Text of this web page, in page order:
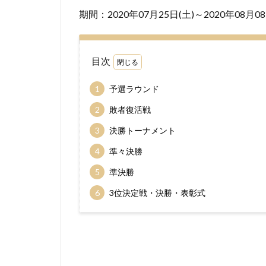
期間：2020年07月25日(土)～2020年08月
目次
1 予選ラウンド
2 敗者復活戦
3 決勝トーナメント
4 準々決勝
5 準決勝
6 3位決定戦・決勝・表彰式